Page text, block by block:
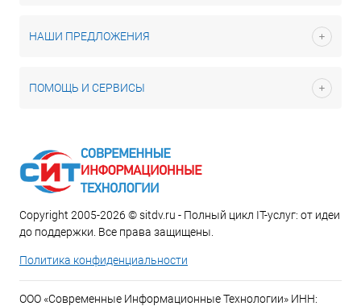
НАШИ ПРЕДЛОЖЕНИЯ
ПОМОЩЬ И СЕРВИСЫ
Copyright 2005-2026 © sitdv.ru - Полный цикл IT-услуг: от идеи
до поддержки. Все права защищены.
Политика конфиденциальности
ООО «Современные Информационные Технологии» ИНН: